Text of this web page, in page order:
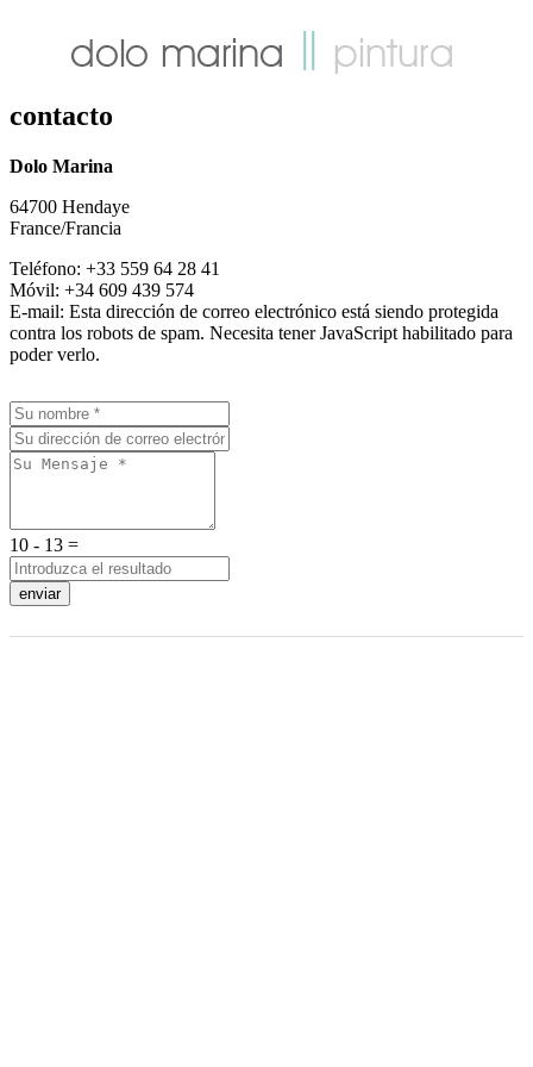
contacto
Dolo Marina
64700 Hendaye
France/Francia
Teléfono: +33 559 64 28 41
Móvil: +34 609 439 574
E-mail: Esta dirección de correo electrónico está siendo protegida
contra los robots de spam. Necesita tener JavaScript habilitado para
poder verlo.
10 - 13 =
enviar